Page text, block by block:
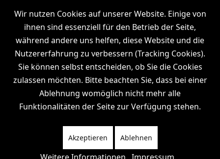
Unsere Filmproduktionen in:
Frankfurt
Dresden Leipzig I München I Stuttgart I Köln
Hamburg
News Channel
News Datenschutz Impressum
Wir nutzen Cookies auf unserer Website. Einige von
ihnen sind essenziell für den Betrieb der Seite,
während andere uns helfen, diese Website und die
Nutzererfahrung zu verbessern (Tracking Cookies).
Sie können selbst entscheiden, ob Sie die Cookies
zulassen möchten. Bitte beachten Sie, dass bei einer
Ablehnung womöglich nicht mehr alle
Funktionalitäten der Seite zur Verfügung stehen.
Akzeptieren Ablehnen